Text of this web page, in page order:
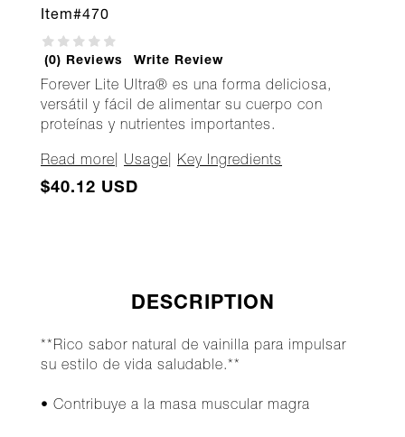
Item#470
(0) Reviews Write Review
Forever Lite Ultra® es una forma deliciosa,
versátil y fácil de alimentar su cuerpo con
proteínas y nutrientes importantes.
Read more Usage Key Ingredients
$40.12 USD
DESCRIPTION
**Rico sabor natural de vainilla para impulsar
su estilo de vida saludable.**
• Contribuye a la masa muscular magra